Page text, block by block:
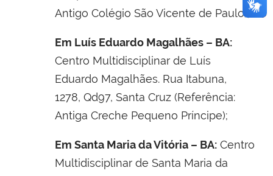
Antigo Colégio São Vicente de Paulo);
Em Luís Eduardo Magalhães – BA:
Centro Multidisciplinar de Luís
Eduardo Magalhães. Rua Itabuna,
1278, Qd97, Santa Cruz (Referência:
Antiga Creche Pequeno Príncipe);
Em Santa Maria da Vitória – BA: Centro
Multidisciplinar de Santa Maria da